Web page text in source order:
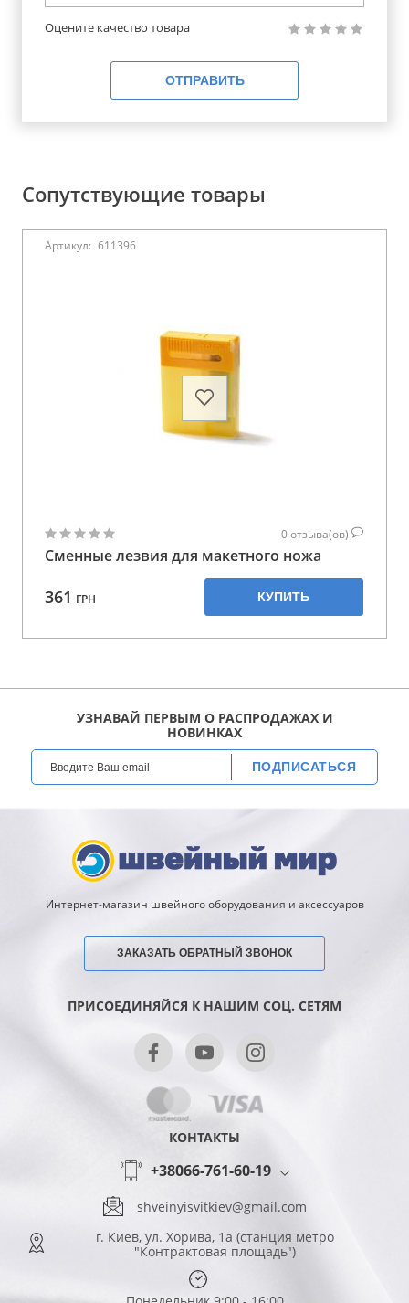
Оцените качество товара
ОТПРАВИТЬ
Сопутствующие товары
Артикул: 611396
0отзыва(ов)
Сменные лезвия для макетного ножа
361 ГРН КУПИТЬ
УЗНАВАЙ ПЕРВЫМ О РАСПРОДАЖАХ И
НОВИНКАХ
ПОДПИСАТЬСЯ
Интернет-магазин швейного оборудования и аксессуаров
ЗАКАЗАТЬ ОБРАТНЫЙ ЗВОНОК
ПРИСОЕДИНЯЙСЯ К НАШИМ СОЦ. СЕТЯМ
КОНТАКТЫ
+38066-761-60-19
shveinyisvitkiev@gmail.com
г. Киев, ул. Хорива, 1а (станция метро
"Контрактовая площадь")